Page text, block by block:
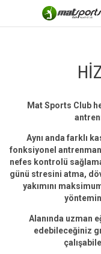
Mat Sports Club
Aynı anda farklı
fonksiyonel
nefes kontrolü
günü stresini atma,
yakımını
Alanında uzman
edebileceğiniz